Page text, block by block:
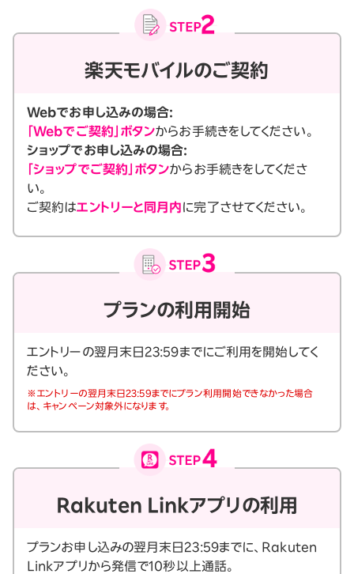
楽天モバイルのご契約
Webでお申し込みの場合:
「Webでご契約」ボタンからお手続きをしてください。
ショップでお申し込みの場合:
「ショップでご契約」ボタンからお手続きをしてくださ
い。
ご契約はエントリーと同月内に完了させてください。
プランの利用開始
エントリーの翌月末日23:59までにご利用を開始してく
ださい。
※エントリーの翌月末日23:59までにプラン利用開始できなかった場合
は、キャンペーン対象外になります。
Rakuten Linkアプリの利用
プランお申し込みの翌月末日23:59までに、Rakuten
Linkアプリから発信で10秒以上通話。